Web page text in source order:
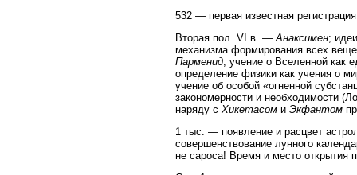
532 — первая известная
Вторая пол. VI в. — Анаксимен;
механизма формирования всех
Парменид; учение о Вселенной как
определение физики как учения о
учение об особой «огненной
закономерности и необходимости
наряду с Хикетасом и Экфантом
1 тыс. — появление и расцвет
совершенствование лунного
не сароса! Время и место открытия